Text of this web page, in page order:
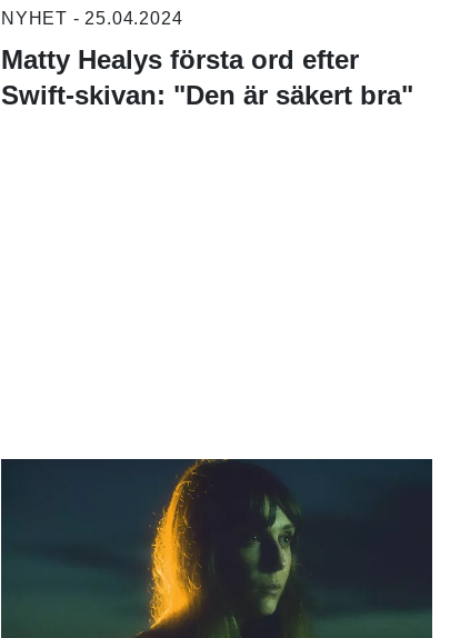
NYHET - 25.04.2024
Matty Healys första ord efter
Swift-skivan: "Den är säkert bra"